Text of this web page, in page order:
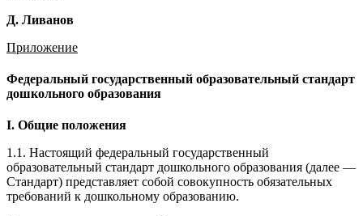
Д. Ливанов
Приложение
Федеральный государственный образовательный стандарт
дошкольного образования
I. Общие положения
1.1. Настоящий федеральный государственный
образовательный стандарт дошкольного образования (далее —
Стандарт) представляет собой совокупность обязательных
требований к дошкольному образованию.